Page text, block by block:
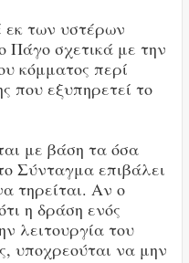
εκ των υστέρων
Πάγο σχετικά με την
κόμματος περί
που εξυπηρετεί το
με βάση τα όσα
Σύνταγμα επιβάλει
τηρείται. Αν ο
η δράση ενός
λειτουργία του
υποχρεούται να μην